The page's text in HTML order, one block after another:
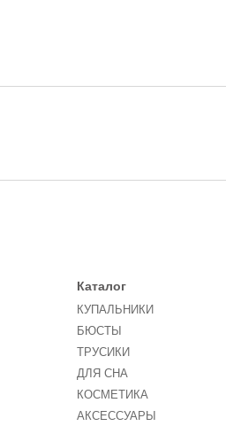
Каталог
КУПАЛЬНИКИ
БЮСТЫ
ТРУСИКИ
ДЛЯ СНА
КОСМЕТИКА
АКСЕССУАРЫ